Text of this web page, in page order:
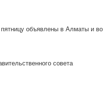
объявлены в Алматы и во
совета